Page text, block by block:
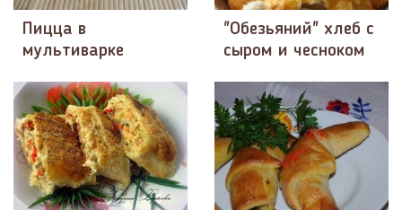
Пицца в
мультиварке
"Обезьяний" хлеб с
сыром и чесноком